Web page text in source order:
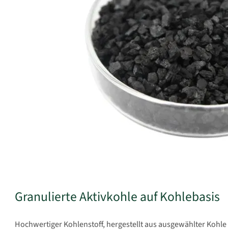
Granulierte Aktivkohle auf Kohlebasis
Hochwertiger Kohlenstoff, hergestellt aus ausgewählter